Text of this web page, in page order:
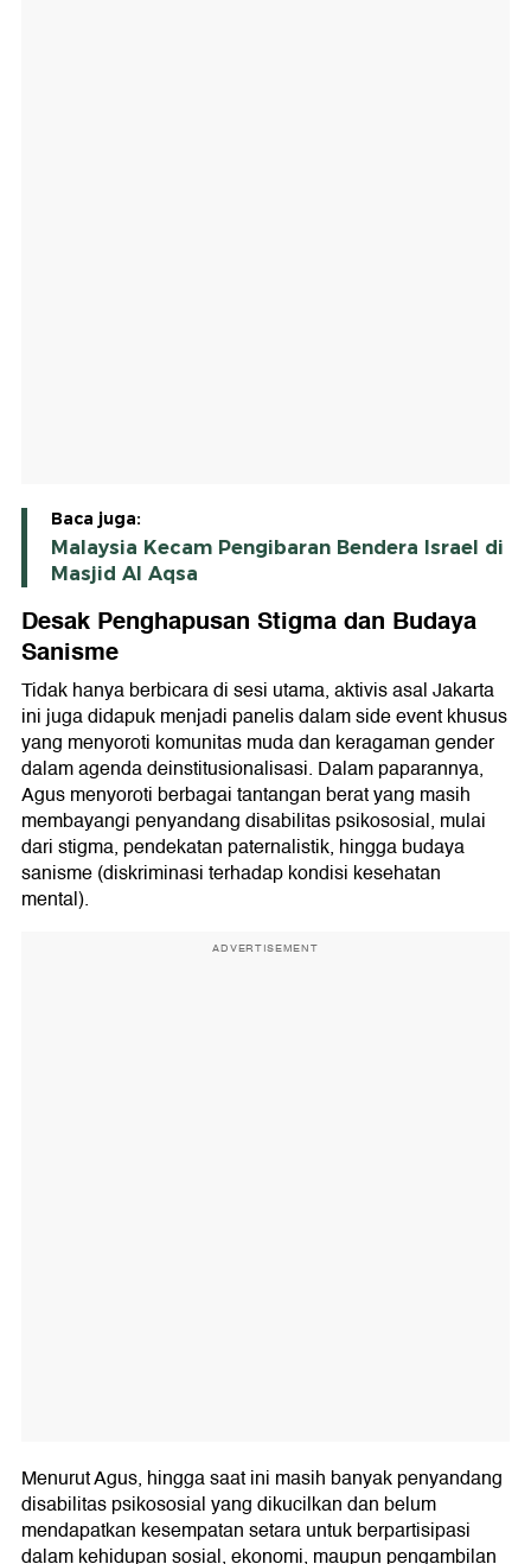
Baca juga:
Malaysia Kecam Pengibaran Bendera Israel di
Masjid Al Aqsa
Desak Penghapusan Stigma dan Budaya
Sanisme
Tidak hanya berbicara di sesi utama, aktivis asal Jakarta
ini juga didapuk menjadi panelis dalam side event khusus
yang menyoroti komunitas muda dan keragaman gender
dalam agenda deinstitusionalisasi. Dalam paparannya,
Agus menyoroti berbagai tantangan berat yang masih
membayangi penyandang disabilitas psikososial, mulai
dari stigma, pendekatan paternalistik, hingga budaya
sanisme (diskriminasi terhadap kondisi kesehatan
mental).
ADVERTISEMENT
Menurut Agus, hingga saat ini masih banyak penyandang
disabilitas psikososial yang dikucilkan dan belum
mendapatkan kesempatan setara untuk berpartisipasi
dalam kehidupan sosial, ekonomi, maupun pengambilan